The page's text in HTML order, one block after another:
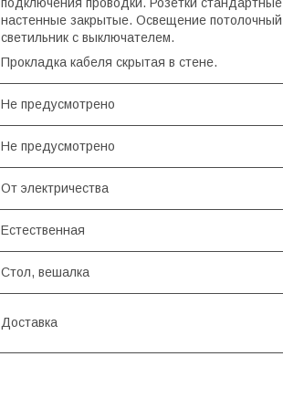
настенные закрытые. Освещение потолочный
светильник с выключателем.
Прокладка кабеля скрытая в стене.
Не предусмотрено
Не предусмотрено
От электричества
Естественная
Стол, вешалка
Доставка